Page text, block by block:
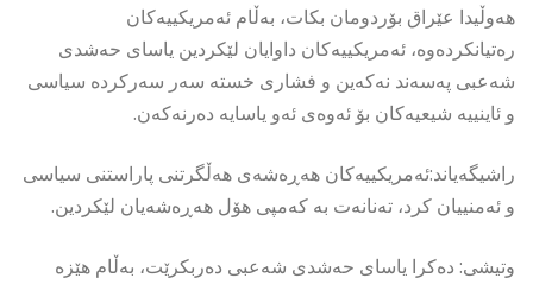
هەوڵیدا عێراق بۆردومان بکات، بەڵام ئەمریکییەکان
رەتیانکردەوە، ئەمریکییەکان داوایان لێکردین یاسای حەشدی
شەعبی پەسەند نەكەین و فشاری خستە سەر سەرکردە سیاسی
و ئاینییە شیعیەکان بۆ ئەوەی ئەو یاسایە دەرنەکەن.
راشیگەیاند:ئەمریکییەکان هەڕەشەی هەڵگرتنی پاراستنی سیاسی
و ئەمنییان کرد، تەنانەت بە کەمپی هۆل هەڕەشەیان لێکردین.
وتيشى: دەکرا یاسای حەشدی شەعبی دەربکرێت، بەڵام هێزە